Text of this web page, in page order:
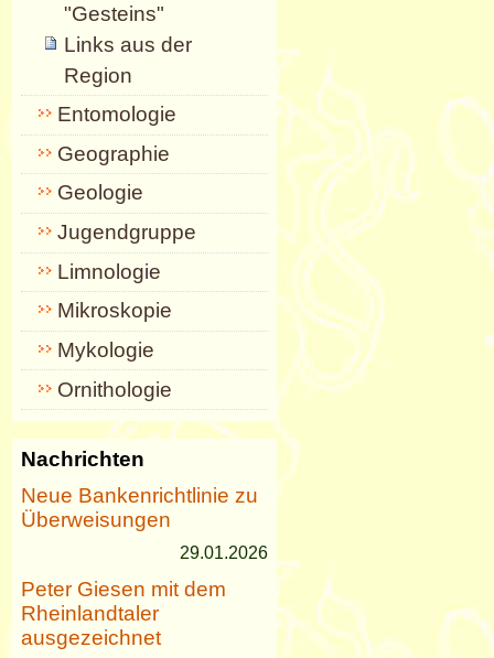
"Gesteins"
Links aus der
Region
Entomologie
Geographie
Geologie
Jugendgruppe
Limnologie
Mikroskopie
Mykologie
Ornithologie
Nachrichten
Neue Bankenrichtlinie zu
Überweisungen
29.01.2026
Peter Giesen mit dem
Rheinlandtaler
ausgezeichnet